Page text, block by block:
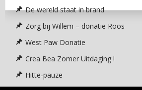
De wereld staat in brand
Zorg bij Willem – donatie Roos
West Paw Donatie
Crea Bea Zomer Uitdaging !
Hitte-pauze